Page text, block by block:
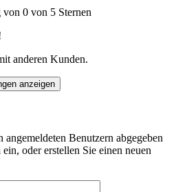
0 von 5 Sternen
anderen Kunden.
anzeigen
Benutzern abgegeben
oder erstellen Sie einen neuen